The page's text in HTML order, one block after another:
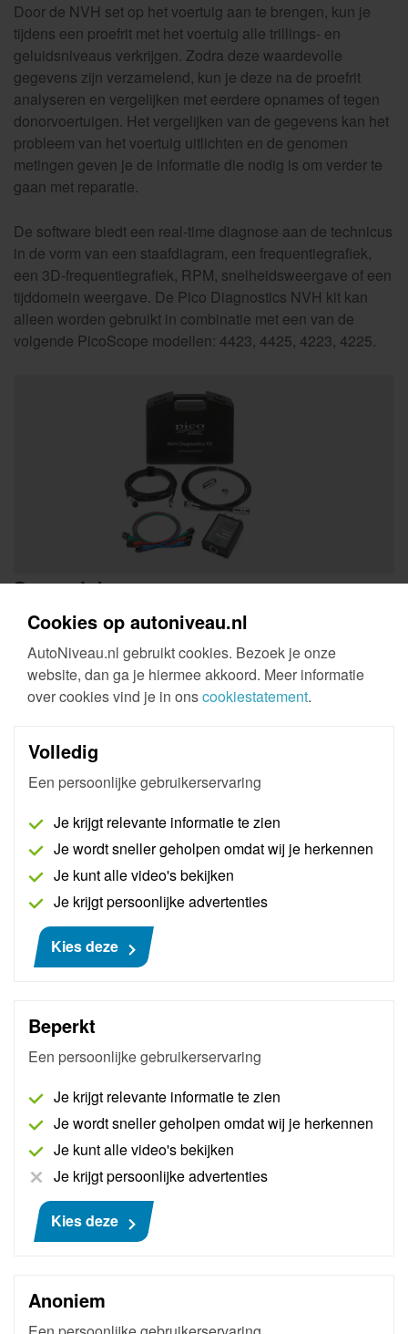
Cookies op autoniveau.nl
AutoNiveau.nl gebruikt cookies. Bezoek je onze
website, dan ga je hiermee akkoord. Meer informatie
over cookies vind je in onscookiestatement.
Volledig
Een persoonlijke gebruikerservaring
Je krijgt relevante informatie te zien
Je wordt sneller geholpen omdat wij je herkennen
Je kunt alle video's bekijken
Je krijgt persoonlijke advertenties
Kies deze
Beperkt
Een persoonlijke gebruikerservaring
Je krijgt relevante informatie te zien
Je wordt sneller geholpen omdat wij je herkennen
Je kunt alle video's bekijken
Je krijgt persoonlijke advertenties
Kies deze
Anoniem
Door de NVH set op het voertuig aan te brengen, kun je
tijdens een proefrit met het voertuig alle trillings- en
geluidsniveaus verkrijgen. Zodra deze waardevolle
gegevens zijn verzamelend, kun je deze na de proefrit
analyseren en vergelijken met eerdere opnames of tegen
donorvoertuigen. Het vergelijken van de gegevens kan het
probleem van het voertuig uitlichten en de genomen
metingen geven je de informatie die nodig is om verder te
gaan met reparatie.
De software biedt een real-time diagnose aan de technicus
in de vorm van een staafdiagram, een frequentiegrafiek,
een 3D-frequentiegrafiek, RPM, snelheidsweergave of een
tijddomein weergave. De Pico Diagnostics NVH kit kan
alleen worden gebruikt in combinatie met een van de
volgende PicoScope modellen: 4423, 4425, 4223, 4225.
Scenario's
Onderstaand een lijst van typische scenario's waarbij een
NVH-kit je tijd en geld kan besparen:
Cabinetrillingen op snelheid
Motortrillingen over het gehele toerentalbereik
Transmissie en lager piepen
Ruis van hulpaandrijving
Remmen schokken
Stuur trillingen
Technische specificaties
Bevat zowel een accelerometer met 3 assen als een
microfoon
scherm weergegeven
Geen extern geheugen nodig, alles wordt rechtstreeks
opgeslagen op laptop of PC
Neem tot 500 seconden aan gegevens op
Automatische analyse
Detecteert meerdere voertuigtrillingen
Klantrapport functie
Wat wordt geleverd?
Montagemagneet voor accelerometer
MEMS accelerometer